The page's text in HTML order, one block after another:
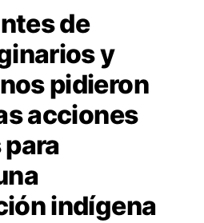
de
y
pidieron
acciones
indígena